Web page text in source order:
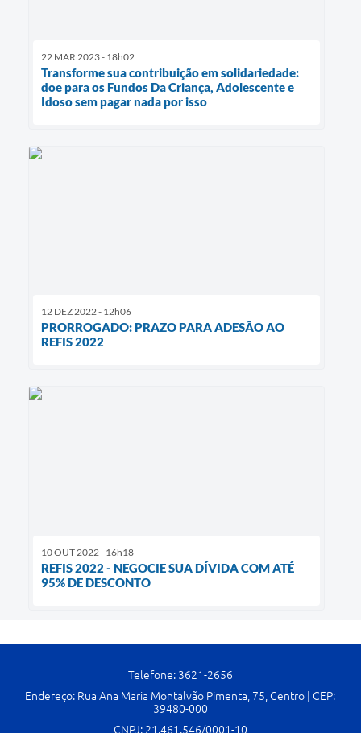
22 MAR 2023 - 18h02
Transforme sua contribuição em solidariedade:
doe para os Fundos Da Criança, Adolescente e
Idoso sem pagar nada por isso
12 DEZ 2022 - 12h06
PRORROGADO: PRAZO PARA ADESÃO AO
REFIS 2022
10 OUT 2022 - 16h18
REFIS 2022 - NEGOCIE SUA DÍVIDA COM ATÉ
95% DE DESCONTO
Telefone: 3621-2656
Endereço: Rua Ana Maria Montalvão Pimenta, 75, Centro | CEP:
39480-000
CNPJ: 21.461.546/0001-10